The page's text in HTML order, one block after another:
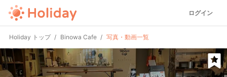
ログイン
Holiday トップ Binowa Cafe 写真・動画一覧